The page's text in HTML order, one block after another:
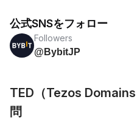
公式SNSをフォロー
Followers
@BybitJP
TED（Tezos
問